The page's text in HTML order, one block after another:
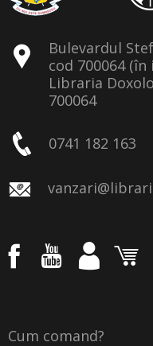
Bulevardul
cod 700064
Libraria
700064
0741 182 163
Cum comand?